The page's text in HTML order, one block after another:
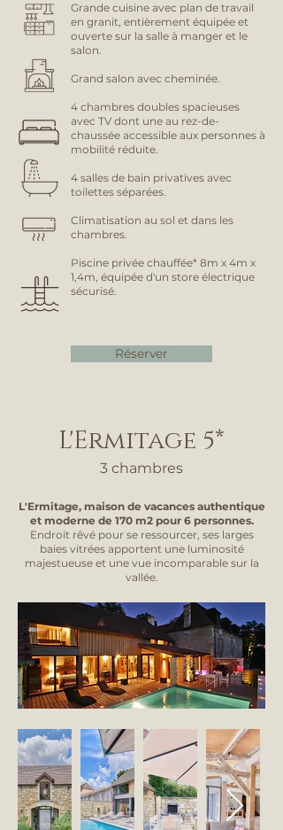
Grande cuisine avec plan de travail
en granit, entièrement équipée et
ouverte sur la salle à manger et le
salon.
Grand salon avec cheminée.
4 chambres doubles spacieuses
avec TV dont une au rez-de-
chaussée accessible aux personnes à
mobilité réduite.
4 salles de bain privatives avec
toilettes séparées.
Climatisation au sol et dans les
chambres.
Piscine privée chauffée* 8m x 4m x
1,4m, équipée d'un store électrique
sécurisé.
Réserver
L'Ermitage 5*
3 chambres
L'Ermitage, maison de vacances authentique
et moderne de 170 m2 pour 6 personnes.
Endroit rêvé pour se ressourcer, ses larges
baies vitrées apportent une luminosité
majestueuse et une vue incomparable sur la
vallée.